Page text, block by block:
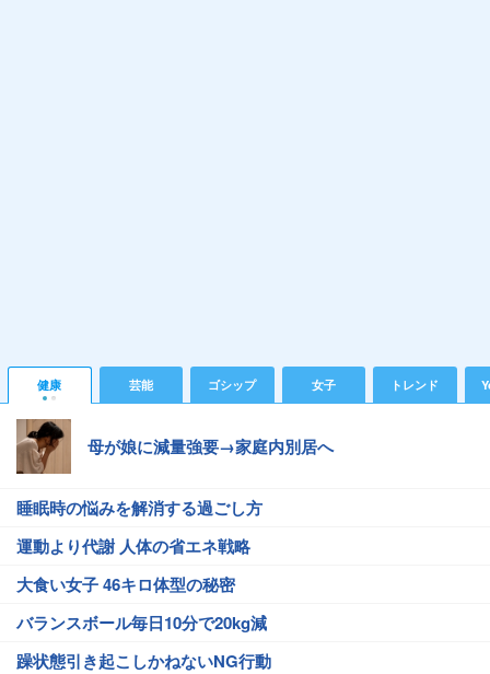
健康 芸能 ゴシップ 女子 トレンド
母が娘に減量強要→家庭内別居へ
睡眠時の悩みを解消する過ごし方
運動より代謝 人体の省エネ戦略
大食い女子 46キロ体型の秘密
バランスボール毎日10分で20kg減
躁状態引き起こしかねないNG行動